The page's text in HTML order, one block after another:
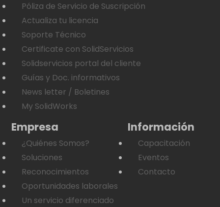
Póliza de Servicio de Suscripción
Actualiza tu licencia
Soporte Técnico
Certificate con SolidServicios
Solidservicios portal del cliente
Guías y Doc. informativos
News letter / Boletines
My SolidWorks
Empresa
¿Quiénes Somos?
Soluciones
Reconocimientos
Oportunidades laborales
Un servicio diferenciado
Información
Capacitación
Eventos
Contacto